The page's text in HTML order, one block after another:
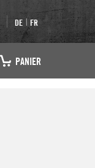
DE | FR
PANIER